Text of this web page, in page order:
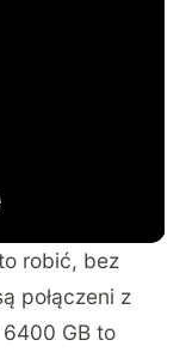
robić, bez
połączeni z
GB to